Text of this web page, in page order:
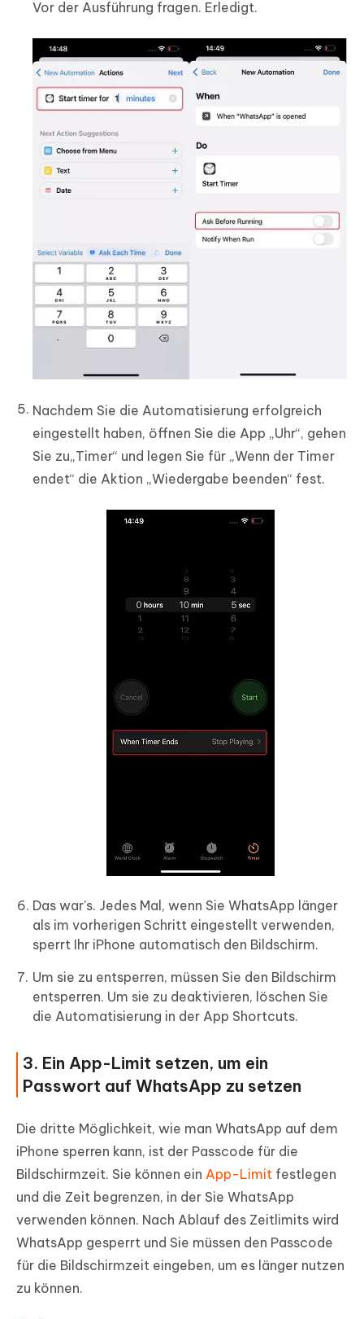
Vor der Ausführung fragen. Erledigt.
Nachdem Sie die Automatisierung erfolgreich
eingestellt haben, öffnen Sie die App „Uhr“, gehen
Sie zu„Timer“ und legen Sie für „Wenn der Timer
endet“ die Aktion „Wiedergabe beenden“ fest.
Das war's. Jedes Mal, wenn Sie WhatsApp länger
als im vorherigen Schritt eingestellt verwenden,
sperrt Ihr iPhone automatisch den Bildschirm.
Um sie zu entsperren, müssen Sie den Bildschirm
entsperren. Um sie zu deaktivieren, löschen Sie
die Automatisierung in der App Shortcuts.
3. Ein App-Limit setzen, um ein
Passwort auf WhatsApp zu setzen
Die dritte Möglichkeit, wie man WhatsApp auf dem
iPhone sperren kann, ist der Passcode für die
Bildschirmzeit. Sie können ein App-Limit festlegen
und die Zeit begrenzen, in der Sie WhatsApp
verwenden können. Nach Ablauf des Zeitlimits wird
WhatsApp gesperrt und Sie müssen den Passcode
für die Bildschirmzeit eingeben, um es länger nutzen
zu können.